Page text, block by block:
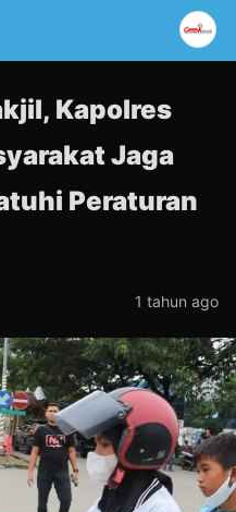
Kapolres
Jaga
Peraturan
1 tahun ago